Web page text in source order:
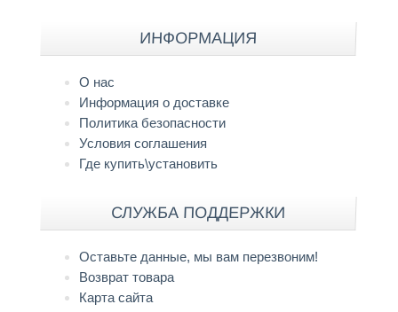
ИНФОРМАЦИЯ
О нас
Информация о доставке
Политика безопасности
Условия соглашения
Где купить\установить
СЛУЖБА ПОДДЕРЖКИ
Оставьте данные, мы вам перезвоним!
Возврат товара
Карта сайта